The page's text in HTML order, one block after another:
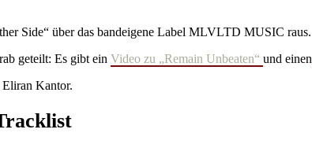
Side“ über das bandeigene Label MLVLTD MUSIC raus.
geteilt: Es gibt ein Video zu „Remain Unbeaten“ und einen
Kantor.